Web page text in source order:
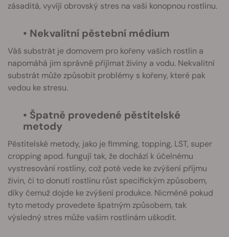
zásaditá, vyvíjí obrovský stres na vaši konopnou rostlinu.
• Nekvalitní pěstební médium
Váš substrát je domovem pro kořeny vašich rostlin a
napomáhá jim správně přijímat živiny a vodu. Nekvalitní
substrát může způsobit problémy s kořeny, které pak
vedou ke stresu.
• Špatně provedené pěstitelské
metody
Pěstitelské metody, jako je fimming, topping, LST, super
cropping apod. fungují tak, že dochází k účelnému
vystresování rostliny, což poté vede ke zvýšení příjmu
živin, či to donutí rostlinu růst specifickým způsobem,
díky čemuž dojde ke zvýšení produkce. Nicméně pokud
tyto metody provedete špatným způsobem, tak
výsledný stres může vašim rostlinám uškodit.